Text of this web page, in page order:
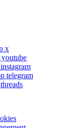
x
telegram